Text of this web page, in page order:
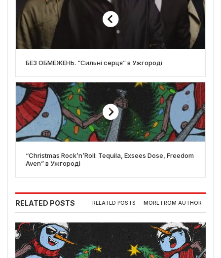
БЕЗ ОБМЕЖЕНЬ. “Сильні серця” в Ужгороді
“Christmas Rock’n’Roll: Tequila, Exsees Dose, Freedom
Aven” в Ужгороді
RELATED POSTS RELATED POSTS MORE FROM AUTHOR